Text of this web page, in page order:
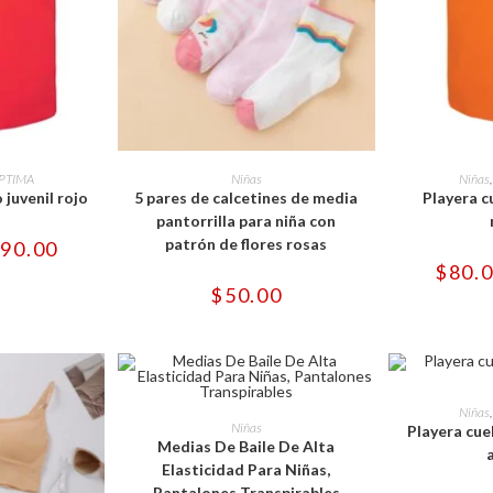
juvenil rojo
90.00
SELECCIONAR OPCIONES
Este
producto
tiene
múltiples
variantes.
opciones
elegir
de
producto
Niñas
5 pares de calcetines de media
pantorrilla para niña con
patrón de flores rosas
$50.00
Niñas
Playera
$
SELECCIONAR OPCIONES
producto
tiene
múltiples
variantes.
Las
Niñas
Medias De Baile De Alta
Elasticidad Para Niñas,
Niñas,
Playera